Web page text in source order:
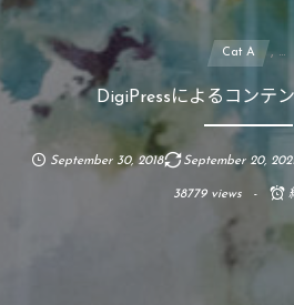
Cat A , …
DigiPressによるコンテ
September 30,2018 September 20,
38779 views